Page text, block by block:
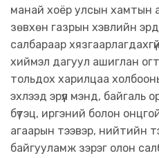
манай хоёр улсын хамтын
зөвхөн газрын хэвлийн
салбараар
хиймэл дагуул ашиглан
тольдох харилцаа
эхлээд эрүүл мэнд,
бүтэц, иргэний болон
агаарын тээвэр, нийтийн
байгууламж зэрэг олон